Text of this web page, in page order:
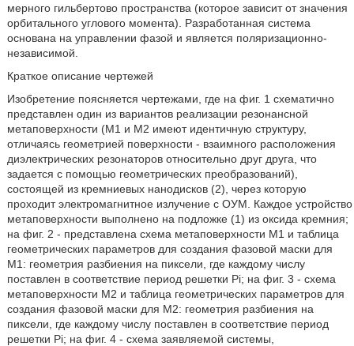
мерного гильбертово пространства (которое зависит от значения
орбитального углового момента). Разработанная система
основана на управлении фазой и является поляризационно-
независимой.
Краткое описание чертежей
Изобретение поясняется чертежами, где на фиг. 1 схематично
представлен один из вариантов реализации резонансной
метаповерхности (M1 и М2 имеют идентичную структуру,
отличаясь геометрией поверхности - взаимного расположения
диэлектрических резонаторов относительно друг друга, что
задается с помощью геометрических преобразований),
состоящей из кремниевых нанодисков (2), через которую
проходит электромагнитное излучение с ОУМ. Каждое устройство
метаповерхности выполнено на подложке (1) из оксида кремния;
на фиг. 2 - представлена схема метаповерхности M1 и таблица
геометрических параметров для создания фазовой маски для
M1: геометрия разбиения на пиксели, где каждому числу
поставлен в соответствие период решетки Pi; на фиг. 3 - схема
метаповерхности М2 и таблица геометрических параметров для
создания фазовой маски для М2: геометрия разбиения на
пиксели, где каждому числу поставлен в соответствие период
решетки Pi; на фиг. 4 - схема заявляемой системы,